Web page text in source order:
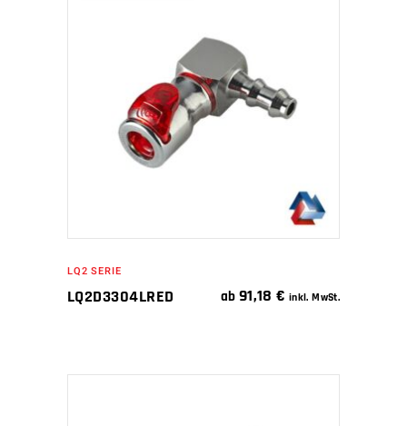
WEITERLESEN
LQ2 SERIE
LQ2D3304LRED ab 91,18€ inkl. MwSt.